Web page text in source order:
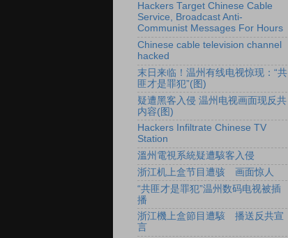
Hackers Target Chinese Cable
Service, Broadcast Anti-
Communist Messages For Hours
Chinese cable television channel
hacked
末日来临！温州有线电视惊现：“共
匪才是罪犯”(图)
疑遭黑客入侵 温州电视画面现反共
内容(图)
Hackers Infiltrate Chinese TV
Station
溫州電視系統疑遭駭客入侵
浙江机上盒节目遭骇 画面惊人
“共匪才是罪犯”温州数码电视被插
播
浙江機上盒節目遭駭 播送反共宣
言